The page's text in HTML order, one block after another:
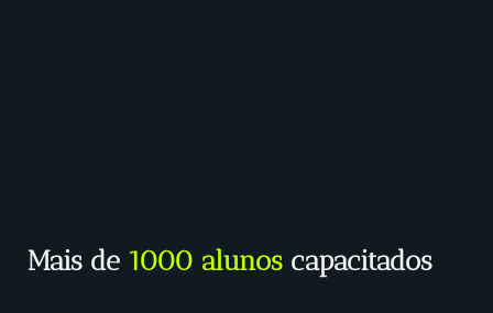
Mais de 1000 alunos capacitados